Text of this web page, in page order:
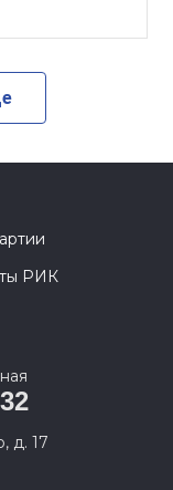
РИК
д. 17